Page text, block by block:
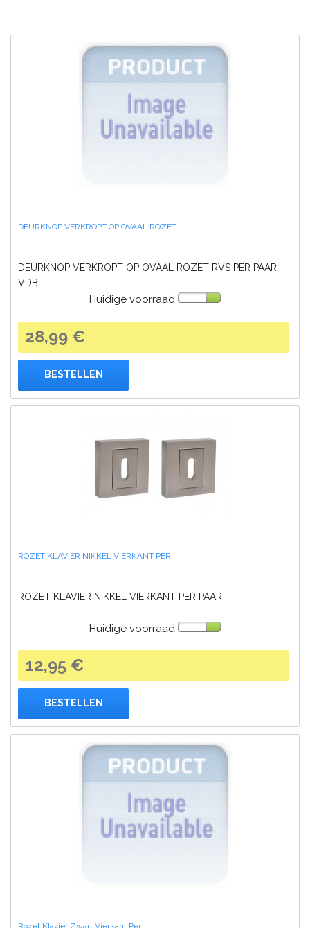
DEURKNOP VERKROPT OP OVAAL ROZET...
DEURKNOP VERKROPT OP OVAAL ROZET RVS PER PAAR
VDB
Huidige voorraad
28,99 €
BESTELLEN
ROZET KLAVIER NIKKEL VIERKANT PER...
ROZET KLAVIER NIKKEL VIERKANT PER PAAR
Huidige voorraad
12,95 €
BESTELLEN